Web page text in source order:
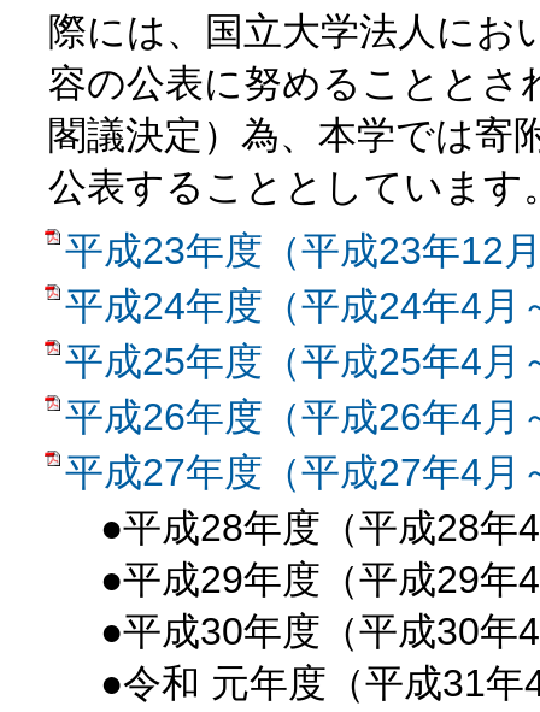
際には、国立大学法人にお
容の公表に努めることとさ
閣議決定）為、本学では寄
公表することとしています
平成23年度（平成23年12
平成24年度（平成24年4月
平成25年度（平成25年4月
平成26年度（平成26年4月
平成27年度（平成27年4月
●平成28年度（平成28年4
●平成29年度（平成29年4
●平成30年度（平成30年4
●令和 元年度（平成31年4